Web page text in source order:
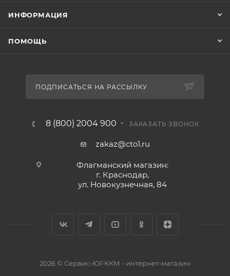
ИНФОРМАЦИЯ
ПОМОЩЬ
ПОДПИСАТЬСЯ НА РАССЫЛКУ
8 (800) 2004 900 ЗАКАЗАТЬ ЗВОНОК
zakaz@cto1.ru
Флагманский магазин:
г. Краснодар,
ул. Новокузнечная, 84
2026 © Сервис-ЮГ-ККМ - интернет-магазин